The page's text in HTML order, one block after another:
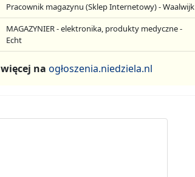
Pracownik magazynu (Sklep Internetowy) - Waalwijk
MAGAZYNIER - elektronika, produkty medyczne -
Echt
więcej na ogłoszenia.niedziela.nl